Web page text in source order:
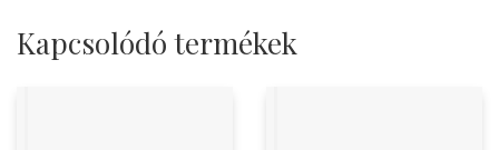
Kapcsolódó termékek